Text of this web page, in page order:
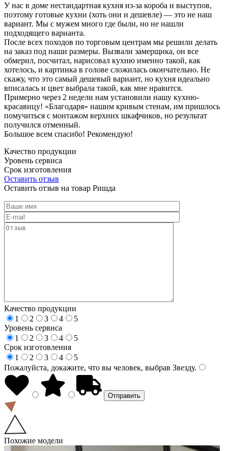
У нас в доме нестандартная кухня из-за короба и выступов,
поэтому готовые кухни (хоть они и дешевле) — это не наш
вариант. Мы с мужем много где были, но не нашли
подходящего варианта.
После всех походов по торговым центрам мы решили делать
на заказ под наши размеры. Вызвали замерщика, он все
обмерил, посчитал, нарисовал кухню именно такой, как
хотелось, и картинка в голове сложилась окончательно. Не
скажу, что это самый дешевый вариант, но кухня идеально
вписалась и цвет выбрала такой, как мне нравится.
Примерно через 2 недели нам установили нашу кухню-
красавицу! «Благодаря» нашим кривым стенам, им пришлось
помучиться с монтажом верхних шкафчиков, но результат
получился отменный.
Большое всем спасибо! Рекомендую!
Качество продукции
Уровень сервиса
Срок изготовления
Оставить отзыв
Оставить отзыв на товар Ришда
Качество продукции
1
2 3 4
5
Уровень сервиса
1
2 3 4
5
Срок изготовления
1
2 3 4
5
Пожалуйста, докажите, что вы человек, выбрав Звезду.
Похожие модели